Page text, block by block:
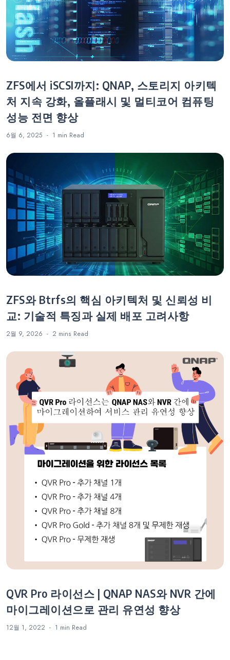
ZFS에서 iSCSI까지: QNAP, 스토리지 아키텍
처 지속 강화, 올플래시 및 멀티코어 컴퓨팅
성능 전면 향상
6월 6, 2025 1 min Read
ZFS와 Btrfs의 핵심 아키텍처 및 신뢰성 비
교: 기술적 특징과 실제 배포 고려사항
2월 9, 2026 2 mins Read
QVR Pro 라이선스 | QNAP NAS와 NVR 간에
마이그레이션으로 관리 유연성 향상
12월 1, 2022 1 min Read